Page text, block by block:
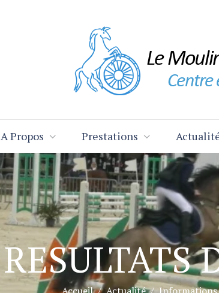
A Propos Prestations
RESULTATS
Accueil Actualité Informations